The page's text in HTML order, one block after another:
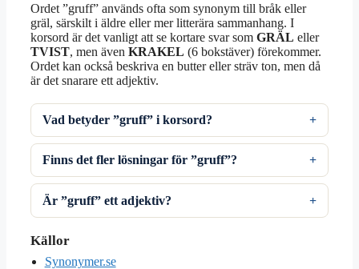
Ordet ”gruff” används ofta som synonym till bråk eller
gräl, särskilt i äldre eller mer litterära sammanhang. I
korsord är det vanligt att se kortare svar som GRÄL eller
TVIST, men även KRAKEL (6 bokstäver) förekommer.
Ordet kan också beskriva en butter eller sträv ton, men då
är det snarare ett adjektiv.
Vad betyder ”gruff” i korsord?
Finns det fler lösningar för ”gruff”?
Är ”gruff” ett adjektiv?
Källor
Synonymer.se